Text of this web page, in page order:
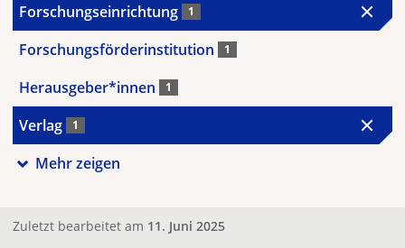
Forschungseinrichtung 1
Forschungsförderinstitution 1
Herausgeber*innen 1
Verlag 1
Mehr zeigen
Zuletzt bearbeitet am 11. Juni 2025